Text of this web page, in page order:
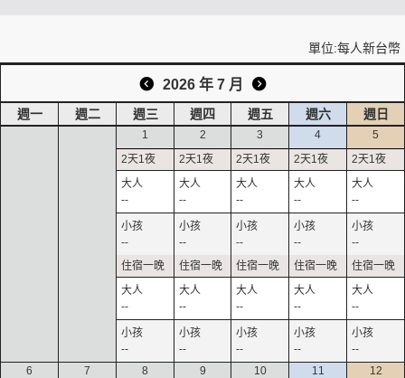
單位:每人新台幣
2026 年 7 月
週一 週二 週三 週四 週五 週六 週日
1
--
--
--
--
2
--
--
--
--
3
--
--
--
--
4
--
--
--
--
5
--
--
--
--
6
7 8 9 10 11 12